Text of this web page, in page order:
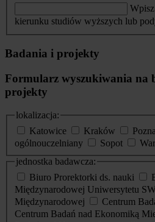
kierunku studiów wyższych lub
Badania i projekty
Formularz wyszukiwania na
projekty
lokalizacja:
Katowice
Kraków
ogólnouczelniany
Sopot
jednostka badawcza:
Biuro Prorektorki ds. nauki
Międzynarodowej Uniwersytetu
Międzynarodowej
Centrum
Centrum Badań nad Ekonomiką